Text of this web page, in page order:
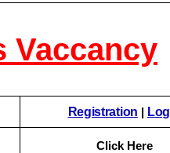
Vaccancy
Registration | Log
Click Here